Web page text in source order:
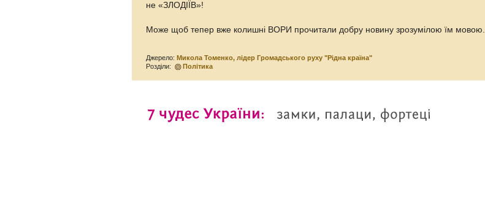
не «ЗЛОДІЇВ»!
Може щоб тепер вже колишні ВОРИ прочитали добру новину зрозумілою їм мовою.
Джерело: Микола Томенко, лідер Громадського руху "Рідна країна"
Розділи:
Політика